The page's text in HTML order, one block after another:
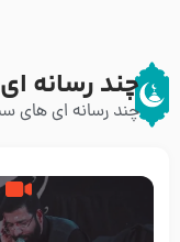
چند رسانه
چند رسانه ای های